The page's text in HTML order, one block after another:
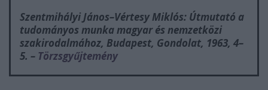
Szentmihályi János–Vértesy Miklós: Útmutató a
tudományos munka magyar és nemzetközi
szakirodalmához, Budapest, Gondolat, 1963, 4–
5. – Törzsgyűjtemény